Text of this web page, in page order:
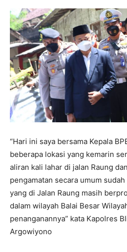
“Hari ini saya bersama Kepala
beberapa lokasi yang kemarin
aliran kali lahar di jalan Raung
pengamatan secara umum
yang di Jalan Raung masih
dalam wilayah Balai Besar
penanganannya” kata Kapolres
Argowiyono